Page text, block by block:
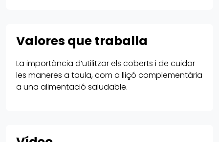
Valores que traballa
La importància d’utilitzar els coberts i de cuidar
les maneres a taula, com a lliçó complementària
a una alimentació saludable.